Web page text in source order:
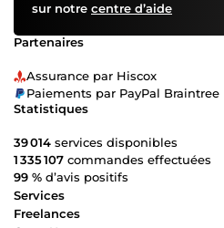
sur notre centre d’aide
Partenaires
Assurance par Hiscox
Paiements par PayPal Braintree
Statistiques
39 014 services disponibles
1 335 107 commandes effectuées
99 % d’avis positifs
Services
Freelances